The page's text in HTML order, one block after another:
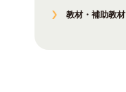
教材・補助教材